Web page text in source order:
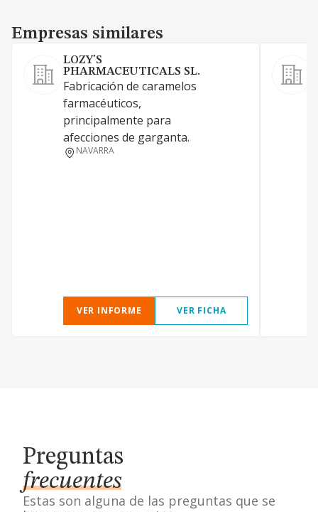
Empresas similares
Empresas similares
LOZY'S
PHARMACEUTICALS SL.
Fabricación de caramelos
farmacéuticos,
principalmente para
afecciones de garganta.
NAVARRA
VER INFORME VER FICHA
Preguntas
frecuentes
Estas son alguna de las preguntas que se